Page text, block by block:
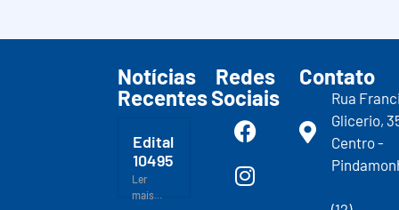
Notícias
Recentes
Edital
10495
Ler
mais...
Redes
Sociais
Contato
Rua
Glicerio,
Centro -